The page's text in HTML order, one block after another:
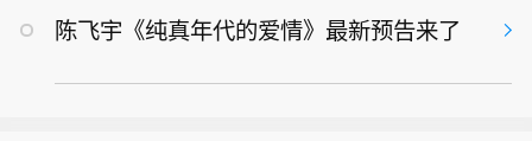
陈飞宇《纯真年代的爱情》最新预告来了